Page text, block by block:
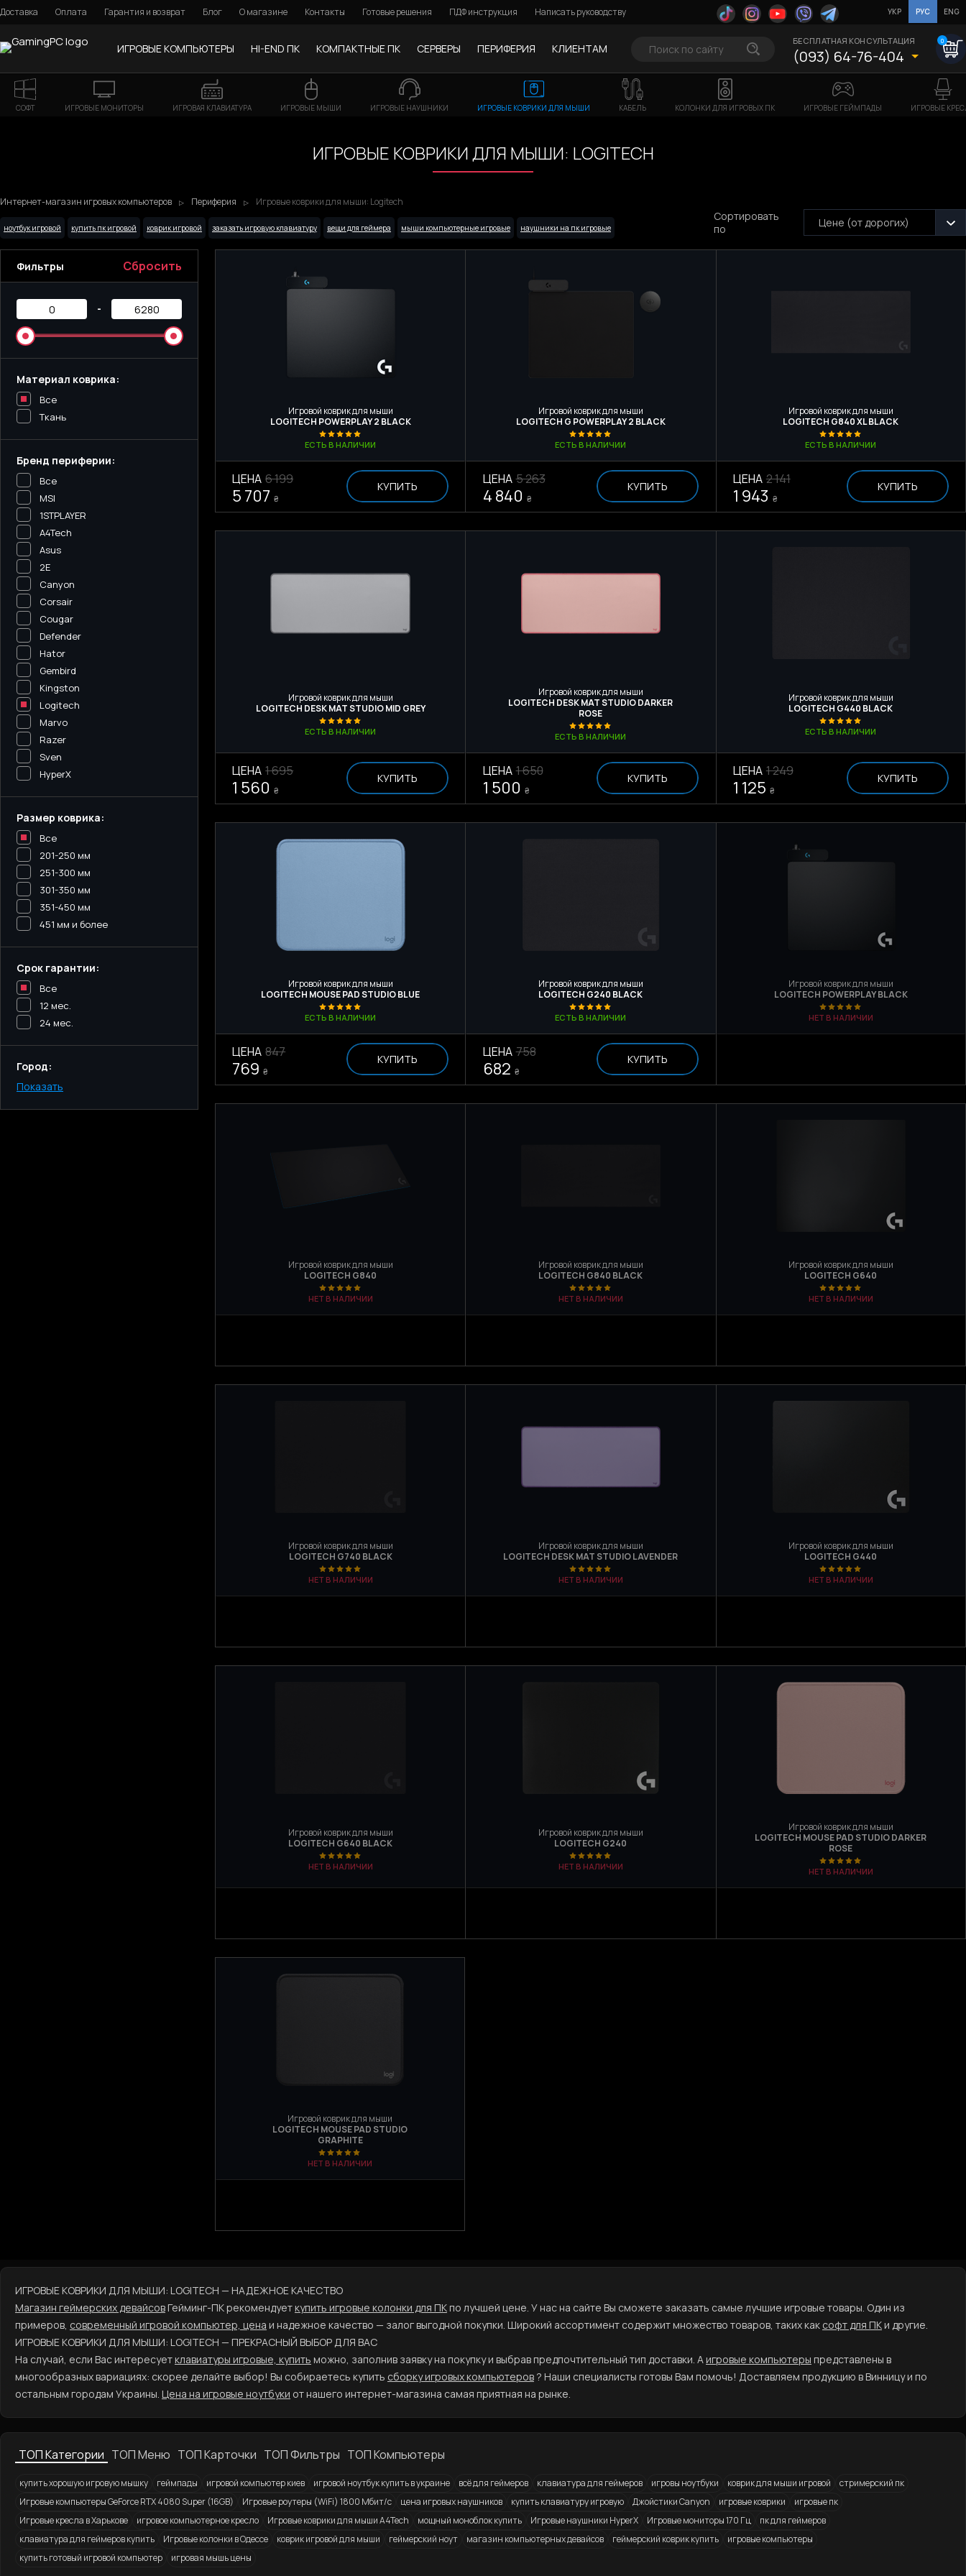
Доставка Оплата Гарантия и возврат Блог О магазине Контакты Готовые решения ПДФ инструкция Написать руководству УКР РУС ENG
ИГРОВЫЕ КОМПЬЮТЕРЫ HI-END ПК КОМПАКТНЫЕ ПК СЕРВЕРЫ ПЕРИФЕРИЯ КЛИЕНТАМ
БЕСПЛАТНАЯ КОНСУЛЬТАЦИЯ
(093) 64-76-404
0
СОФТ ИГРОВЫЕ МОНИТОРЫ ИГРОВАЯ КЛАВИАТУРА ИГРОВЫЕ МЫШИ ИГРОВЫЕ НАУШНИКИ ИГРОВЫЕ КОВРИКИ ДЛЯ МЫШИ КАБЕЛЬ КОЛОНКИ ДЛЯ ИГРОВЫХ ПК ИГРОВЫЕ ГЕЙМПАДЫ ИГРОВЫЕ
ИГРОВЫЕ КОВРИКИ ДЛЯ МЫШИ: LOGITECH
Интернет-магазин игровых компьютеров Периферия Игровые коврики для мыши: Logitech
ноутбук игровой купить пк игровой коврик игровой заказать игровую клавиатуру вещи для геймера мыши компьютерные игровые наушники на пк игровые
Сортировать
по
Цене (от дорогих)
Фильтры Сбросить
-
Материал коврика:
Все
Ткань
Бренд периферии:
Все
MSI
1STPLAYER
A4Tech
Asus
2E
Canyon
Corsair
Cougar
Defender
Hator
Gembird
Kingston
Logitech
Marvo
Razer
Sven
HyperX
Размер коврика:
Все
201-250 мм
251-300 мм
301-350 мм
351-450 мм
451 мм и более
Срок гарантии:
Все
12 мес.
24 мес.
Город:
Киев
Показать
Игровой коврик для мыши
LOGITECH POWERPLAY 2 BLACK
ЕСТЬ В НАЛИЧИИ
ЦЕНА 6 199
5 707 ₴
КУПИТЬ
Игровой коврик для мыши
LOGITECH G POWERPLAY 2 BLACK
ЕСТЬ В НАЛИЧИИ
ЦЕНА 5 263
4 840 ₴
КУПИТЬ
Игровой коврик для мыши
LOGITECH G840 XL BLACK
ЕСТЬ В НАЛИЧИИ
ЦЕНА 2 141
1 943 ₴
КУПИТЬ
Игровой коврик для мыши
LOGITECH DESK MAT STUDIO MID GREY
ЕСТЬ В НАЛИЧИИ
ЦЕНА 1 695
1 560 ₴
КУПИТЬ
Игровой коврик для мыши
LOGITECH DESK MAT STUDIO DARKER
ROSE
ЕСТЬ В НАЛИЧИИ
ЦЕНА 1 650
1 500 ₴
КУПИТЬ
Игровой коврик для мыши
LOGITECH G440 BLACK
ЕСТЬ В НАЛИЧИИ
ЦЕНА 1 249
1 125 ₴
КУПИТЬ
Игровой коврик для мыши
LOGITECH MOUSE PAD STUDIO BLUE
ЕСТЬ В НАЛИЧИИ
ЦЕНА 847
769 ₴
КУПИТЬ
Игровой коврик для мыши
LOGITECH G240 BLACK
ЕСТЬ В НАЛИЧИИ
ЦЕНА 758
682 ₴
КУПИТЬ
Игровой коврик для мыши
LOGITECH POWERPLAY BLACK
НЕТ В НАЛИЧИИ
Игровой коврик для мыши
LOGITECH G840
НЕТ В НАЛИЧИИ
Игровой коврик для мыши
LOGITECH G840 BLACK
НЕТ В НАЛИЧИИ
Игровой коврик для мыши
LOGITECH G640
НЕТ В НАЛИЧИИ
Игровой коврик для мыши
LOGITECH G740 BLACK
НЕТ В НАЛИЧИИ
Игровой коврик для мыши
LOGITECH DESK MAT STUDIO LAVENDER
НЕТ В НАЛИЧИИ
Игровой коврик для мыши
LOGITECH G440
НЕТ В НАЛИЧИИ
Игровой коврик для мыши
LOGITECH G640 BLACK
НЕТ В НАЛИЧИИ
Игровой коврик для мыши
LOGITECH G240
НЕТ В НАЛИЧИИ
Игровой коврик для мыши
LOGITECH MOUSE PAD STUDIO DARKER
ROSE
НЕТ В НАЛИЧИИ
Игровой коврик для мыши
LOGITECH MOUSE PAD STUDIO
GRAPHITE
НЕТ В НАЛИЧИИ
ИГРОВЫЕ КОВРИКИ ДЛЯ МЫШИ: LOGITECH — НАДЕЖНОЕ КАЧЕСТВО
Магазин геймерских девайсовГейминг-ПК рекомендуеткупить игровые колонки для ПКпо лучшей цене. У нас на сайте Вы сможете заказать самые лучшие игровые товары. Один из
примеров, современный игровой компьютер, цена и надежное качество — залог выгодной покупки. Широкий ассортимент содержит множество товаров, таких как софт для ПКи другие.
ИГРОВЫЕ КОВРИКИ ДЛЯ МЫШИ: LOGITECH — ПРЕКРАСНЫЙ ВЫБОР ДЛЯ ВАС
На случай, если Вас интересуетклавиатуры игровые, купить можно, заполнив заявку на покупку и выбрав предпочтительный тип доставки. Аигровые компьютеры представлены в
многообразных вариациях: скорее делайте выбор! Вы собираетесь купить сборку игровых компьютеров ? Наши специалисты готовы Вам помочь! Доставляем продукцию в Винницу и по
остальным городам Украины. Цена на игровые ноутбуки от нашего интернет-магазина самая приятная на рынке.
ТОП Категории ТОП Меню ТОП Карточки ТОП Фильтры ТОП Компьютеры
купить хорошую игровую мышку геймпады игровой компьютер киев игровой ноутбук купить в украине всё для геймеров клавиатура для геймеров игровы ноутбуки коврик для мыши игровой
стримерский пк
Игровые компьютеры GeForce RTX 4080 Super (16GB)
Игровые роутеры (WiFi) 1800 Мбит/с цена игровых наушников купить клавиатуру игровую Джойстики Canyon игровые коврики
игровые пк
Игровые кресла в Харькове
игровое компьютерное кресло Игровые коврики для мыши A4Tech мощный моноблок купить Игровые наушники HyperX Игровые мониторы 170 Гц
пк для геймеров
клавиатура для геймеров купить
Игровые колонки в Одессе коврик игровой для мыши геймерский ноут магазин компьютерных девайсов геймерский коврик купить
игровые компьютеры
купить готовый игровой компьютер
игровая мышь цены